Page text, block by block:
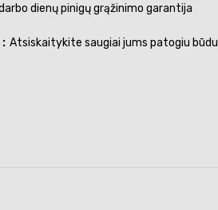
dienų pinigų grąžinimo garantija
Atsiskaitykite saugiai jums patogiu būdu